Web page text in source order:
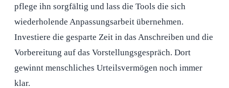
pflege ihn sorgfältig und lass die Tools die sich
wiederholende Anpassungsarbeit übernehmen.
Investiere die gesparte Zeit in das Anschreiben und die
Vorbereitung auf das Vorstellungsgespräch. Dort
gewinnt menschliches Urteilsvermögen noch immer
klar.